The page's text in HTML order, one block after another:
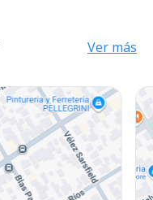
Ver más